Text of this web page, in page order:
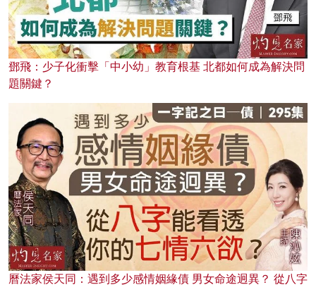
鄧飛：少子化衝擊「中小幼」教育根基 北都如何成為解決問
題關鍵？
曆法家侯天同：遇到多少感情姻緣債 男女命途迥異？ 從八字